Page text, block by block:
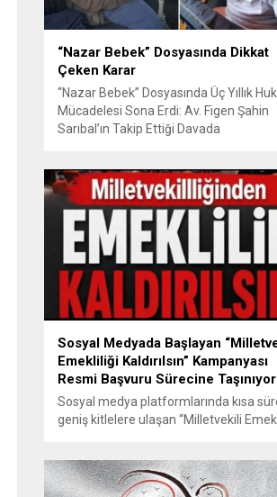
“Nazar Bebek” Dosyasında Dikkat
Çeken Karar
“Nazar Bebek” Dosyasında Üç Yıllık
Mücadelesi Sona Erdi: Av. Figen Şahin
Sarıbal’ın Takip Ettiği Davada
Türkiye’de uluslararası hukuk
görüldü BURSA – Avusturya’da
ve Türkiye’de yaklaşık üç yıl boyunca
devam eden “Nazar Bebek” dosyasında
yargılama süreci tamamlandı. Bursa 3.
Aile...
Sosyal Medyada Başlayan
Emekliliği Kaldırılsın” Kampanyası
Resmi Başvuru Sürecine Taşınıyor
Sosyal medya platformlarında kısa
geniş kitlelere ulaşan “Milletvekili
vatandaşlar, milletvekillerine tanınan
emeklilik haklarının yeniden